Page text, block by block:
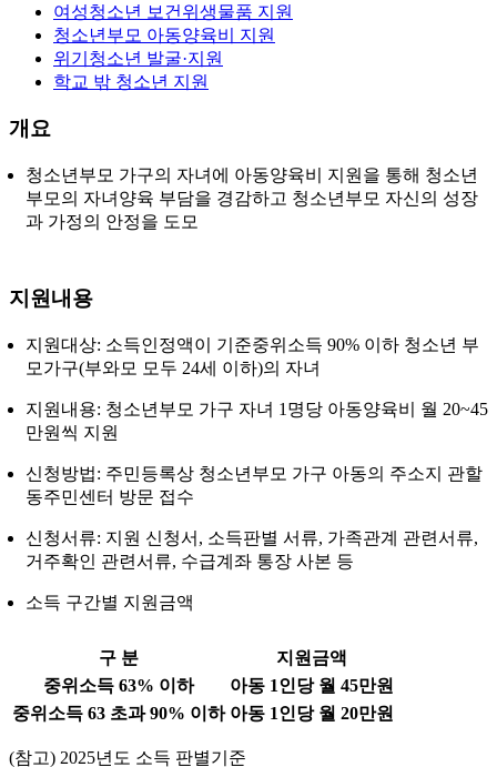
여성청소년 보건위생물품 지원
청소년부모 아동양육비 지원
위기청소년 발굴·지원
학교 밖 청소년 지원
개요
청소년부모 가구의 자녀에 아동양육비 지원을 통해 청소년
부모의 자녀양육 부담을 경감하고 청소년부모 자신의 성장
과 가정의 안정을 도모
지원내용
지원대상: 소득인정액이 기준중위소득 90% 이하 청소년 부
모가구(부와모 모두 24세 이하)의 자녀
지원내용: 청소년부모 가구 자녀 1명당 아동양육비 월 20~45
만원씩 지원
신청방법: 주민등록상 청소년부모 가구 아동의 주소지 관할
동주민센터 방문 접수
신청서류: 지원 신청서, 소득판별 서류, 가족관계 관련서류,
거주확인 관련서류, 수급계좌 통장 사본 등
소득 구간별 지원금액
구 분
지원금액
중위소득 63% 이하
아동 1인당 월 45만원
중위소득 63 초과 90% 이하 아동 1인당 월 20만원
(참고) 2025년도 소득 판별기준